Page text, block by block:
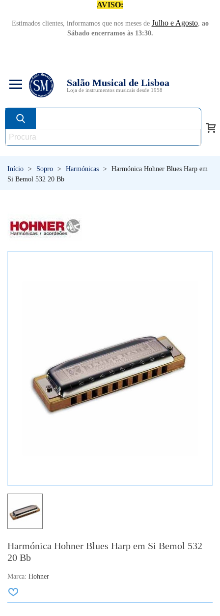
AVISO:
Estimados clientes, informamos que nos meses de Julho e Agosto, ao
Sábado encerramos às 13:30.
Salão Musical de Lisboa
Loja de instrumentos musicais desde 1958
Início > Sopro > Harmónicas >
Harmónica Hohner Blues Harp em
Si Bemol 532 20 Bb
Harmónica Hohner Blues Harp em Si Bemol 532
20 Bb
Marca: Hohner